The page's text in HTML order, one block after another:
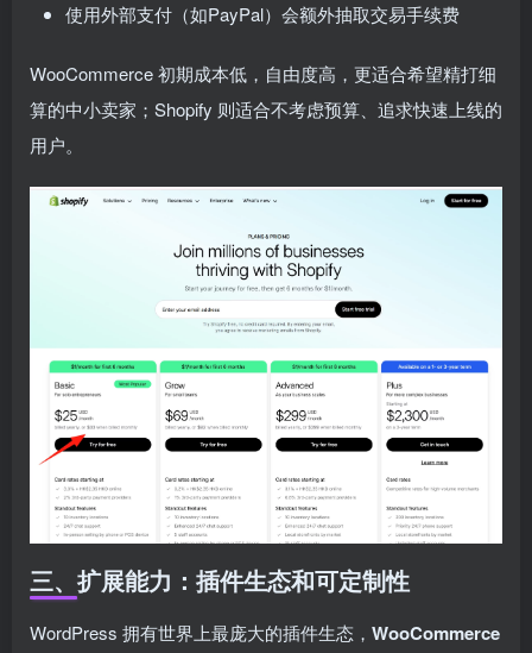
使用外部支付（如PayPal）会额外抽取交易手续费
WooCommerce 初期成本低，自由度高，更适合希望精打细
算的中小卖家；Shopify 则适合不考虑预算、追求快速上线的
用户。
三、扩展能力：插件生态和可定制性
WordPress 拥有世界上最庞大的插件生态， WooCommerce